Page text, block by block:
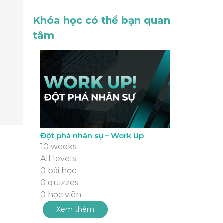
Khóa học có thể bạn quan
tâm
Đột phá nhân sự – Work Up
10 weeks
All levels
0 bài học
0 quizzes
0 học viên
Xem thêm